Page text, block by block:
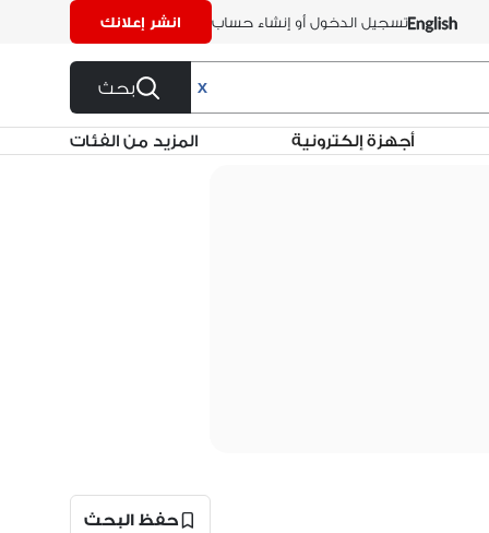
تسجيل الدخول أو إنشاء حساب انشر إعلانك
X بحث
أجهزة إلكترونية المزيد من الفئات
حفظ البحث